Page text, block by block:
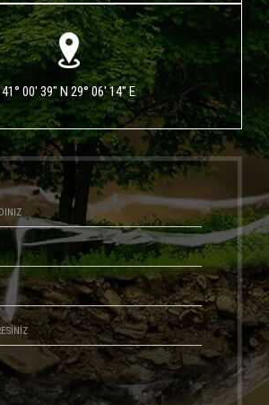
41° 00' 39" N 29° 06' 14" E